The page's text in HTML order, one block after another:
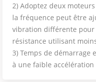
2) Adoptez deux
la fréquence peut être
vibration différente pour
résistance utilisant
3) Temps de démarrage
à une faible accélération